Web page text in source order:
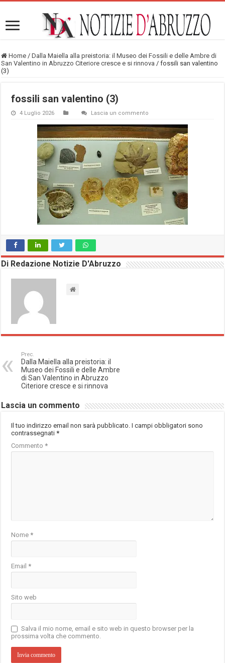
Home / Dalla Maiella alla preistoria: il Museo dei Fossili e delle Ambre di
San Valentino in Abruzzo Citeriore cresce e si rinnova / fossili san valentino
(3)
fossili san valentino (3)
4 Luglio 2026 Lascia un commento
Di Redazione Notizie D'Abruzzo
Prec.
Dalla Maiella alla preistoria: il
Museo dei Fossili e delle Ambre
di San Valentino in Abruzzo
Citeriore cresce e si rinnova
Lascia un commento
Il tuo indirizzo email non sarà pubblicato. I campi obbligatori sono
contrassegnati*
Commento*
Nome*
Email*
Sito web
Salva il mio nome, email e sito web in questo browser per la
prossima volta che commento.